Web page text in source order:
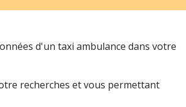
d'un taxi ambulance dans votre
recherches et vous permettant